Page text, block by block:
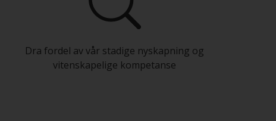
Dra fordel av vår stadige nyskapning og
vitenskapelige kompetanse